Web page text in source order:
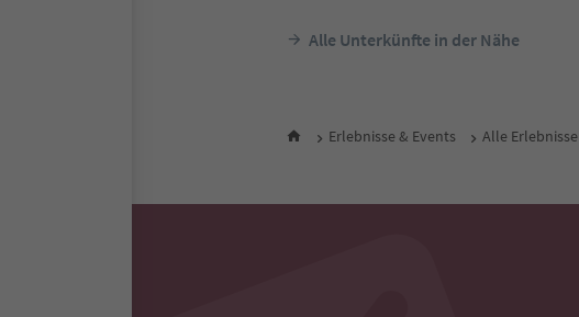
Alle Unterkünfte in der Nähe
Erlebnisse & Events Alle Erlebnisse